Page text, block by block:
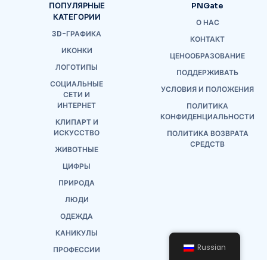
ПОПУЛЯРНЫЕ
КАТЕГОРИИ
3D-ГРАФИКА
ИКОНКИ
ЛОГОТИПЫ
СОЦИАЛЬНЫЕ
СЕТИ И
ИНТЕРНЕТ
КЛИПАРТ И
ИСКУССТВО
ЖИВОТНЫЕ
ЦИФРЫ
ПРИРОДА
ЛЮДИ
ОДЕЖДА
КАНИКУЛЫ
ПРОФЕССИИ
PNGate
О НАС
КОНТАКТ
ЦЕНООБРАЗОВАНИЕ
ПОДДЕРЖИВАТЬ
УСЛОВИЯ И ПОЛОЖЕНИЯ
ПОЛИТИКА
КОНФИДЕНЦИАЛЬНОСТИ
ПОЛИТИКА ВОЗВРАТА
СРЕДСТВ
Russian